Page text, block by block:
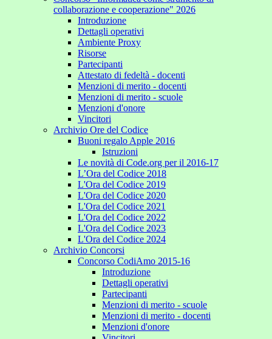
collaborazione e cooperazione" 2026
Introduzione
Dettagli operativi
Ambiente Proxy
Risorse
Partecipanti
Attestato di fedeltà - docenti
Menzioni di merito - docenti
Menzioni di merito - scuole
Menzioni d'onore
Vincitori
Archivio Ore del Codice
Buoni regalo Apple 2016
Istruzioni
Le novità di Code.org per il 2016-17
L’Ora del Codice 2018
L'Ora del Codice 2019
L'Ora del Codice 2020
L'Ora del Codice 2021
L'Ora del Codice 2022
L'Ora del Codice 2023
L'Ora del Codice 2024
Archivio Concorsi
Concorso CodiAmo 2015-16
Introduzione
Dettagli operativi
Partecipanti
Menzioni di merito - scuole
Menzioni di merito - docenti
Menzioni d'onore